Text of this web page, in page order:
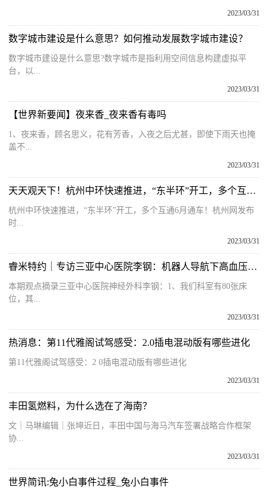
2023/03/31
数字城市建设是什么意思？如何推动发展数字城市建设？
数字城市建设是什么意思?数字城市是指利用空间信息构建虚拟平
台，以...
2023/03/31
【世界新要闻】夜来香_夜来香有毒吗
1、夜来香，顾名思义，花有芳香，入夜之后尤甚，即使下雨天也掩
盖不...
2023/03/31
天天观天下！杭州中环快速推进，“东半环”开工，多个互通6月通车！
杭州中环快速推进，“东半环”开工，多个互通6月通车！杭州网发布
时...
2023/03/31
睿米特约｜专访三亚中心医院李钢：机器人导航下高血压脑出血内镜手术的开展经验
本期观点摘录三亚中心医院神经外科李钢：1、我们科室有80张床
位，其...
2023/03/31
热消息：第11代雅阁试驾感受：2.0插电混动版有哪些进化
第11代雅阁试驾感受：2 0插电混动版有哪些进化
2023/03/31
丰田氢燃料，为什么选在了海南？
文｜马琳‍编辑｜张坤近日，丰田中国与海马汽车签署战略合作框架
协...
2023/03/31
世界简讯:兔小白事件过程_兔小白事件